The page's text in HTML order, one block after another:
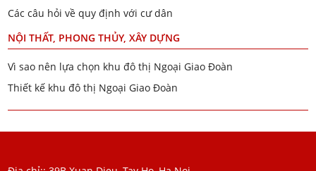
Các câu hỏi về quy định với cư dân
NỘI THẤT, PHONG THỦY, XÂY DỰNG
Vì sao nên lựa chọn khu đô thị Ngoại Giao Đoàn
Thiết kế khu đô thị Ngoại Giao Đoàn